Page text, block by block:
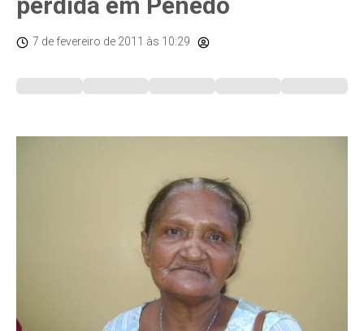
7 de fevereiro de 2011 às 10:29